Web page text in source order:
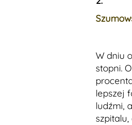
W dniu
stopni.
lepszej
ludźmi,